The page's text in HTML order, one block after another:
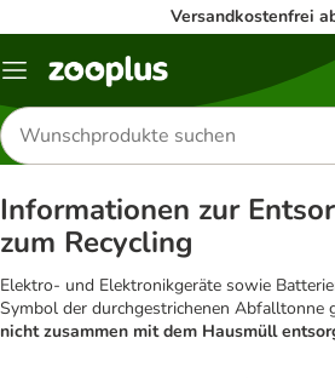
Versandkostenfrei
Menü
Produkte
suchen
Informationen zur
zum Recycling
Elektro- und Elektronikgeräte sowie
Symbol der durchgestrichenen Abfalltonne
nicht zusammen mit dem Hausmüll